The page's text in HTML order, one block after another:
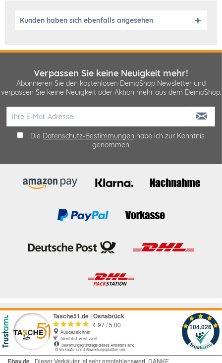
Kunden haben sich ebenfalls angesehen
Verpassen Sie keine Neuigkeit mehr!
Abonnieren Sie den kostenlosen DemoShop Newsletter und
verpassen Sie keine Neuigkeit oder Aktion mehr aus dem DemoShop.
Die Datenschutz-Bestimmungen habe ich zur Kenntnis
genommen